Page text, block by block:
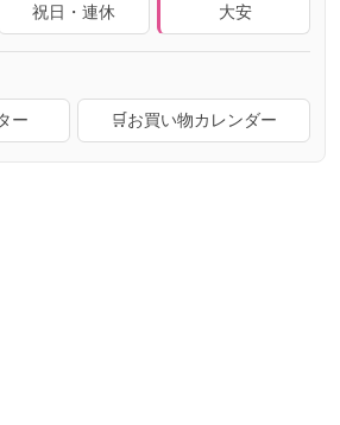
祝日・連休 大安
ー 🛒お買い物カレンダー